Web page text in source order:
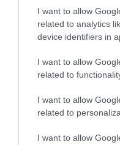
I want to allow
related to analytics
device identifiers in
I want to allow
related to
I want to allow
related to
I want to allow